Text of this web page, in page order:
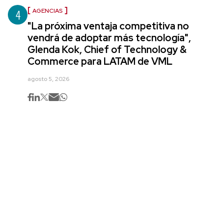
4 AGENCIAS
"La próxima ventaja competitiva no
vendrá de adoptar más tecnología",
Glenda Kok, Chief of Technology &
Commerce para LATAM de VML
agosto 5, 2026